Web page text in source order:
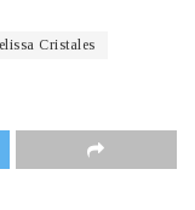
Cristales